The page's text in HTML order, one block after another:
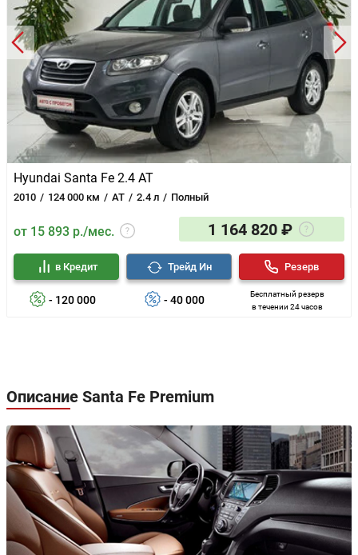
Hyundai Santa Fe 2.4 AT
2010 124 000 км AT 2.4 л Полный
от 15 893 р./мес. 1 164 820 ₽
- 120 000
в Кредит
- 40 000
Трейд Ин
Бесплатный резерв
в течении 24 часов
Резерв
Описание Santa Fe Premium